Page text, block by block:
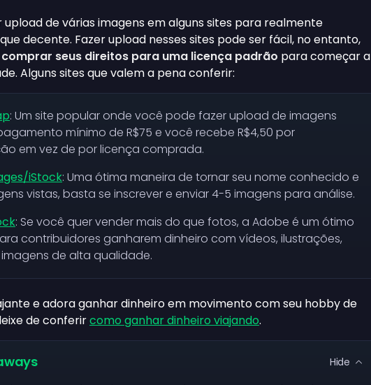
de várias imagens em alguns sites para realmente
decente. Fazer upload nesses sites pode ser fácil, no entanto,
seus direitos para uma licença padrão para começar a
Alguns sites que valem a pena conferir:
: Um site popular onde você pode fazer upload de imagens
mínimo de R$75 e você recebe R$4,50 por
em vez de por licença comprada.
iStock: Uma ótima maneira de tornar seu nome conhecido e
vistas, basta se inscrever e enviar 4-5 imagens para análise.
: Se você quer vender mais do que fotos, a Adobe é um ótimo
contribuidores ganharem dinheiro com vídeos, ilustrações,
de alta qualidade.
e adora ganhar dinheiro em movimento com seu hobby de
de conferircomo ganhar dinheiro viajando.
Hide